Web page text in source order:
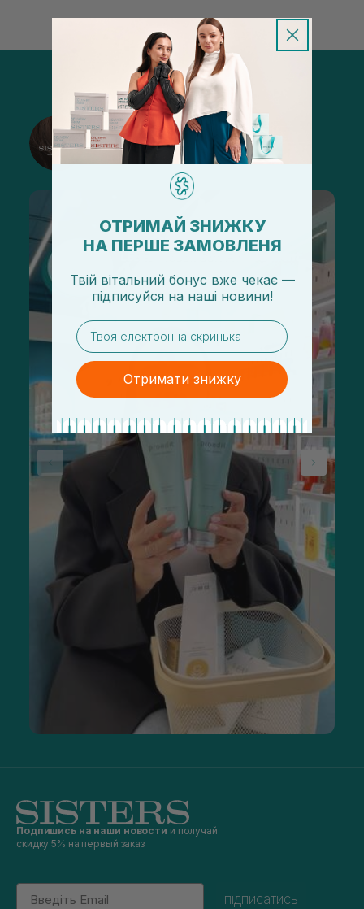
@sisters_stelmakh в Instagram
Подписаться
Подпишись на наши новости и получай
скидку 5% на первый заказ
Email
підписатись
ОТРИМАЙ ЗНИЖКУ
НА ПЕРШЕ ЗАМОВЛЕНЯ
Твій вітальний бонус вже чекає —
підписуйся на наші новини!
email
Отримати знижку